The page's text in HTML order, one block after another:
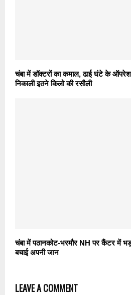
चंबा में डॉक्टरों का कमाल, ढाई घंटे के
निकाली इतने किलो की रसौली
चंबा में पठानकोट-भरमौर NH पर कैंटर में
बचाई अपनी जान
LEAVE A COMMENT